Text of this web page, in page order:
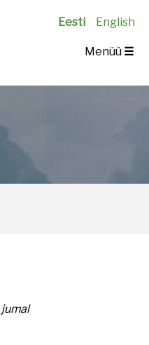
Eesti English
Menüü ☰
jumal